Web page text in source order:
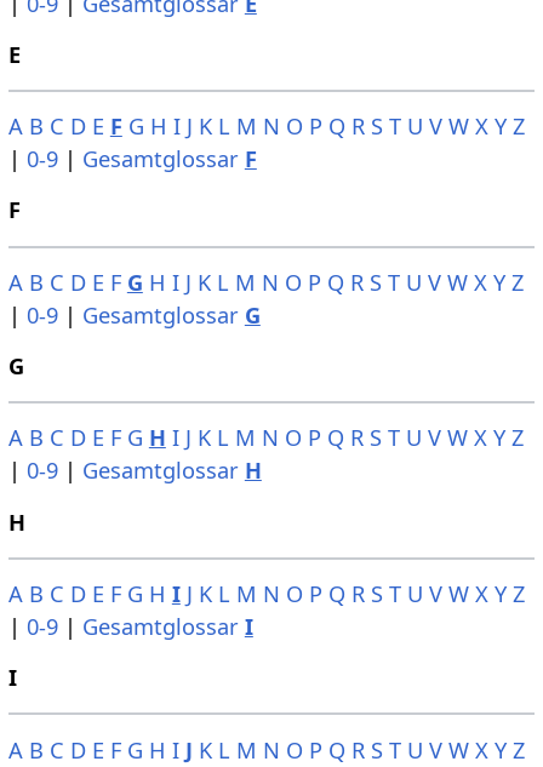
E
A B C D E F G H I J K L M N O P Q R S T U V W X Y Z
| 0-9| Gesamtglossar F
F
A B C D E F G H I J K L M N O P Q R S T U V W X Y Z
| 0-9| Gesamtglossar G
G
A B C D E F G H I J K L M N O P Q R S T U V W X Y Z
| 0-9| Gesamtglossar H
H
A B C D E F G H I J K L M N O P Q R S T U V W X Y Z
| 0-9| Gesamtglossar I
I
A B C D E F G H I J K L M N O P Q R S T U V W X Y Z